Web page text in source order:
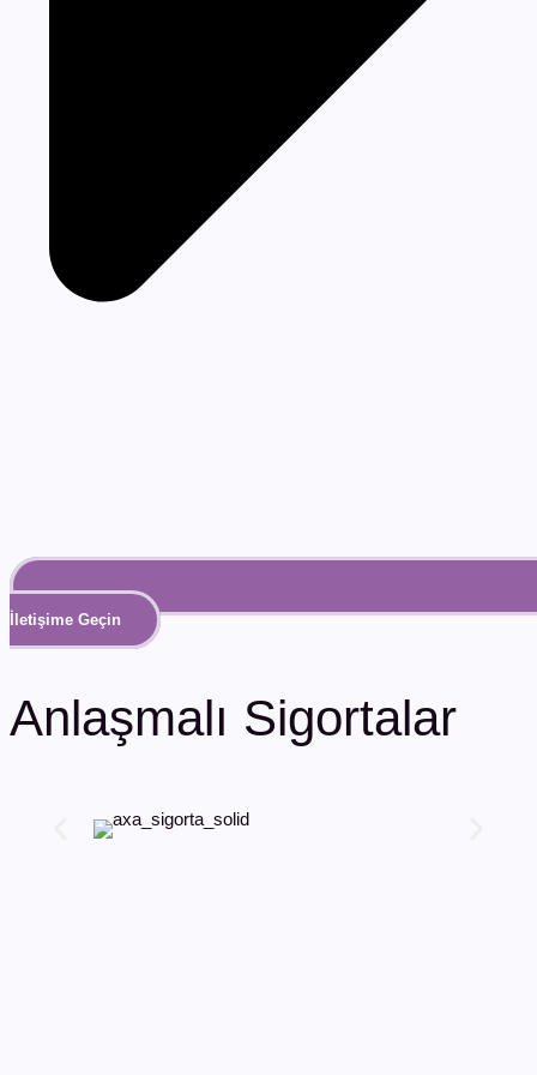
İletişime Geçin
Anlaşmalı Sigortalar